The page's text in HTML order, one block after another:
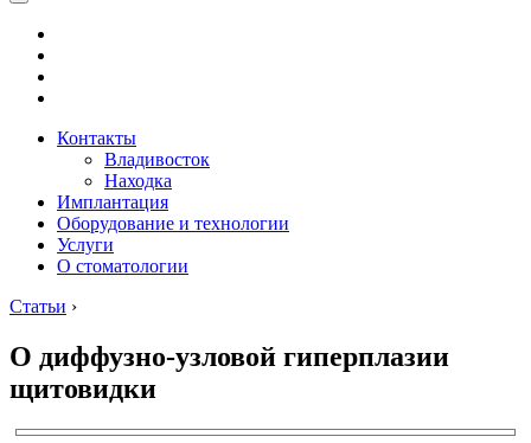
Контакты
Владивосток
Находка
Имплантация
Оборудование и технологии
Услуги
О стоматологии
Статьи ›
О диффузно-узловой гиперплазии
щитовидки